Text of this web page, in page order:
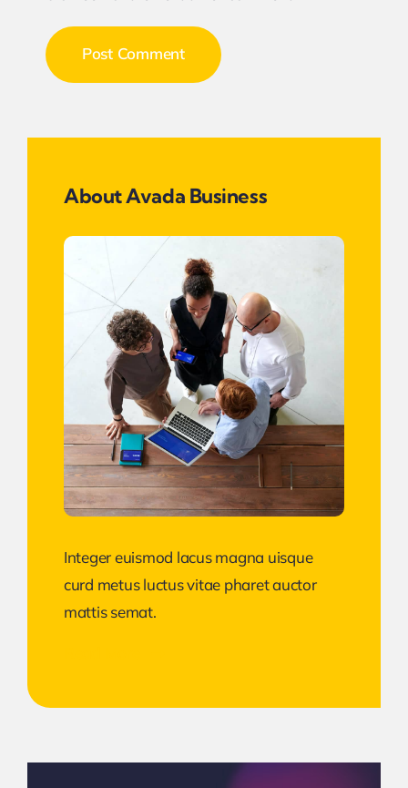
About Avada Business
Integer euismod lacus magna uisque
curd metus luctus vitae pharet auctor
mattis semat.